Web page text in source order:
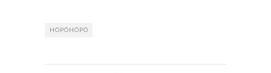
HÖPÖHÖPÖ